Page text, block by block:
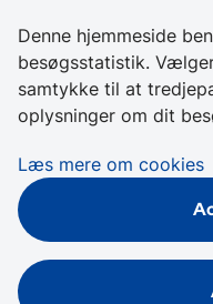
Entre og
Entre
Der ergratisadgang
Læs
Denne hjemmeside
besøgsstatistik.
samtykke til at
oplysninger om dit
Læs mere om cookies